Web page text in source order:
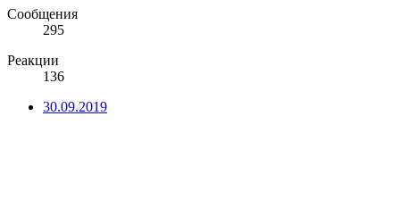
Сообщения
295
Реакции
136
30.09.2019